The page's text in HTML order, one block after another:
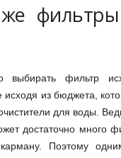
выбирать фильтр
исходя из бюджета,
для воды.
достаточно много
Поэтому